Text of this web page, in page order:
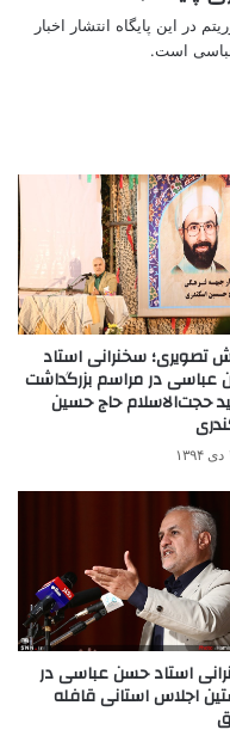
در این پایگاه انتشار اخبار
است.
تصویری؛ سخنرانی استاد
در مراسم بزرگداشت
حجت‌الاسلام حاج حسین
استاد حسن عباسی در
اجلاس استانی قافله